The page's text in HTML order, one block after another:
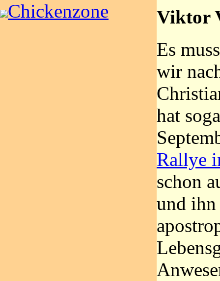
Chickenzone
Viktor
Es
wir
hat
Rallye
schon
und ihn